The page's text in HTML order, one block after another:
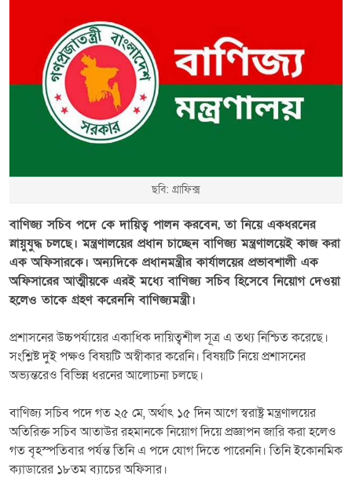
ছবি: গ্রাফিক্স
বাণিজ্য সচিব পদে কে দায়িত্ব পালন করবেন, তা নিয়ে একধরনের
স্নায়ুযুদ্ধ চলছে। মন্ত্রণালয়ের প্রধান চাচ্ছেন বাণিজ্য মন্ত্রণালয়েই কাজ করা
এক অফিসারকে। অন্যদিকে প্রধানমন্ত্রীর কার্যালয়ের প্রভাবশালী এক
অফিসারের আত্মীয়কে এরই মধ্যে বাণিজ্য সচিব হিসেবে নিয়োগ দেওয়া
হলেও তাকে গ্রহণ করেননি বাণিজ্যমন্ত্রী।
প্রশাসনের উচ্চপর্যায়ের একাধিক দায়িত্বশীল সূত্র এ তথ্য নিশ্চিত করেছে।
সংশ্লিষ্ট দুই পক্ষও বিষয়টি অস্বীকার করেনি। বিষয়টি নিয়ে প্রশাসনের
অভ্যন্তরেও বিভিন্ন ধরনের আলোচনা চলছে।
বাণিজ্য সচিব পদে গত ২৫ মে, অর্থাৎ ১৫ দিন আগে স্বরাষ্ট্র মন্ত্রণালয়ের
অতিরিক্ত সচিব আতাউর রহমানকে নিয়োগ দিয়ে প্রজ্ঞাপন জারি করা হলেও
গত বৃহস্পতিবার পর্যন্ত তিনি এ পদে যোগ দিতে পারেননি। তিনি ইকোনমিক
ক্যাডারের ১৮তম ব্যাচের অফিসার।